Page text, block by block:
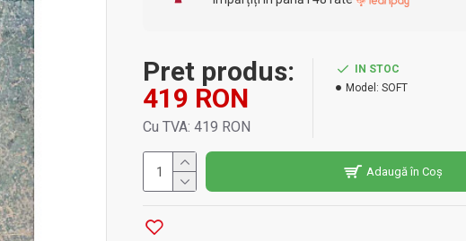
Pret produs:
419 RON
Cu TVA: 419 RON
IN STOC
Model: SOFT
Adaugă în Coș